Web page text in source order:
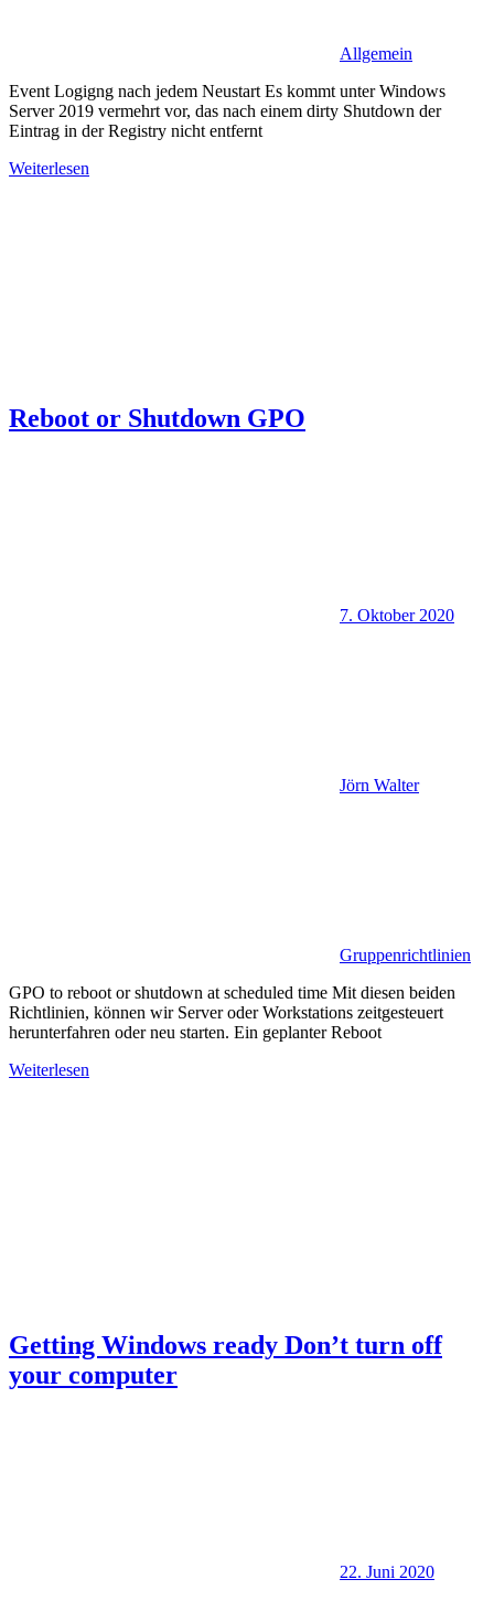
Allgemein
Event Logigng nach jedem Neustart Es kommt unter Windows
Server 2019 vermehrt vor, das nach einem dirty Shutdown der
Eintrag in der Registry nicht entfernt
Weiterlesen
Reboot or Shutdown GPO
7. Oktober 2020
Jörn Walter
Gruppenrichtlinien
GPO to reboot or shutdown at scheduled time Mit diesen beiden
Richtlinien, können wir Server oder Workstations zeitgesteuert
herunterfahren oder neu starten. Ein geplanter Reboot
Weiterlesen
Getting Windows ready Don’t turn off
your computer
22. Juni 2020